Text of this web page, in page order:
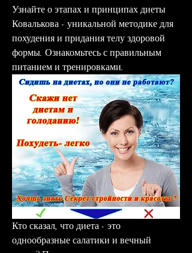
Узнайте о этапах и принципах диеты
Ковалькова - уникальной методике для
похудения и придания телу здоровой
формы. Ознакомьтесь с правильным
питанием и тренировками.
Кто сказал, что диета - это
однообразные салатики и вечный